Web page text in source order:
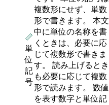
📏
単
位
記
号
複数形にせず、単数
形で書きます。 本文
中に単位の名称を書
くときは、必要に応
じて複数形で書きま
す。 読み上げるとき
も必要に応じて複数
形で読みます。 数値
を表す数字と単位記